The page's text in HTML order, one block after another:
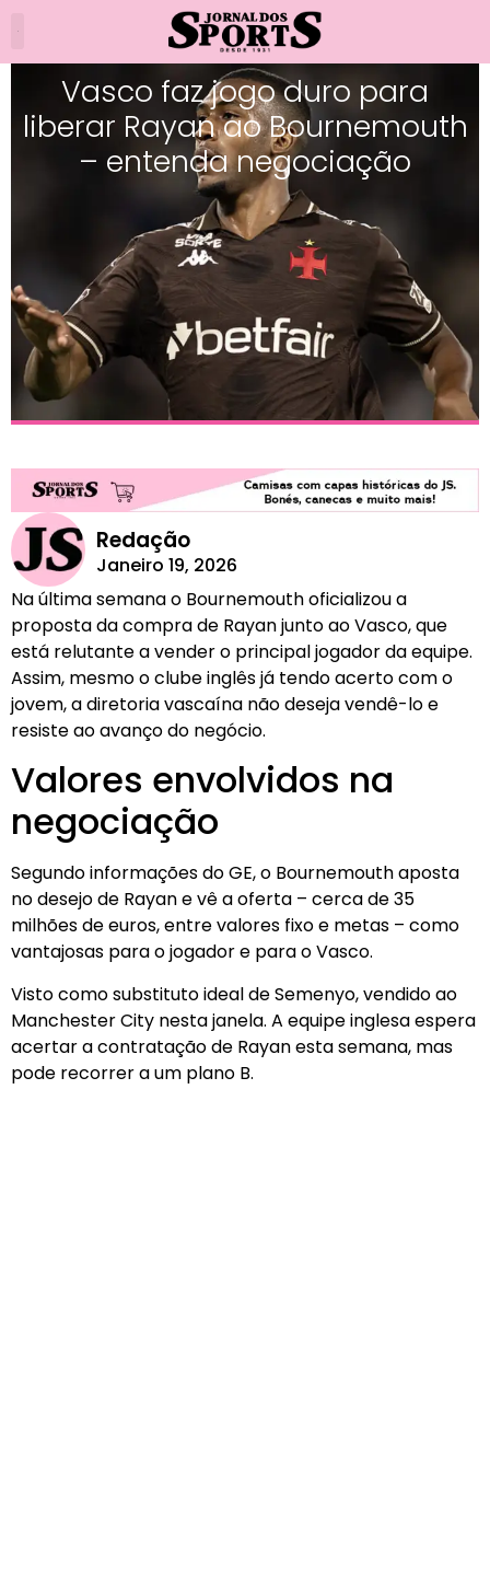
Vasco faz jogo duro para
liberar Rayan ao Bournemouth
– entenda negociação
Redação
Janeiro 19, 2026
Na última semana o Bournemouth oficializou a
proposta da compra de Rayan junto ao Vasco, que
está relutante a vender o principal jogador da equipe.
Assim, mesmo o clube inglês já tendo acerto com o
jovem, a diretoria vascaína não deseja vendê-lo e
resiste ao avanço do negócio.
Valores envolvidos na
negociação
Segundo informações do GE, o Bournemouth aposta
no desejo de Rayan e vê a oferta – cerca de 35
milhões de euros, entre valores fixo e metas – como
vantajosas para o jogador e para o Vasco.
Visto como substituto ideal de Semenyo, vendido ao
Manchester City nesta janela. A equipe inglesa espera
acertar a contratação de Rayan esta semana, mas
pode recorrer a um plano B.